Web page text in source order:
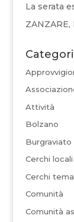
La serata
ZANZARE,
Attività
Bolzano
Burgraviato
Cerchi locali
Cerchi
Comunità
Comunità